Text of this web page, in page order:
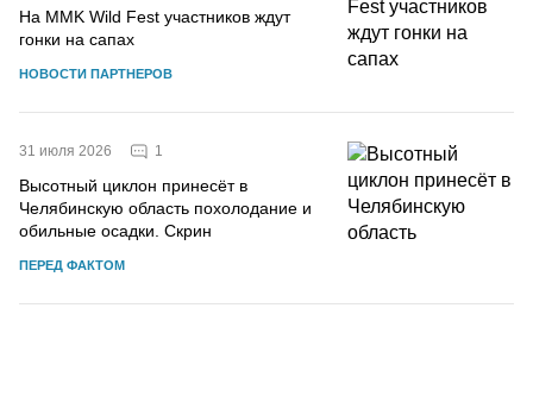
На MMK Wild Fest участников ждут
гонки на сапах
НОВОСТИ ПАРТНЕРОВ
31 июля 2026 1
Высотный циклон принесёт в
Челябинскую область похолодание и
обильные осадки. Скрин
ПЕРЕД ФАКТОМ